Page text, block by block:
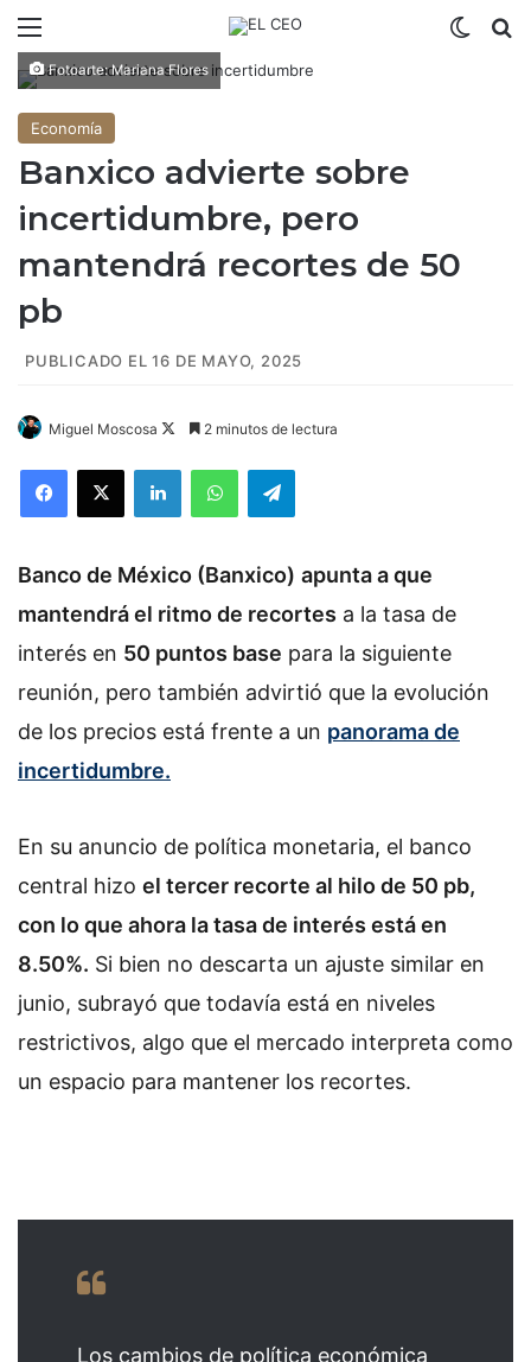
Fotoarte: Mariana Flores
Economía
Banxico advierte sobre
incertidumbre, pero
mantendrá recortes de 50
pb
PUBLICADO EL 16 DE MAYO, 2025
Miguel Moscosa
l
w
X
2 minutos de lectura
Banco de México (Banxico) apunta a que
mantendrá el ritmo de recortes a la tasa de
interés en 50 puntos base para la siguiente
reunión, pero también advirtió que la evolución
de los precios está frente a un panorama de
incertidumbre.
En su anuncio de política monetaria, el banco
central hizo el tercer recorte al hilo de 50 pb,
con lo que ahora la tasa de interés está en
8.50%. Si bien no descarta un ajuste similar en
junio, subrayó que todavía está en niveles
restrictivos, algo que el mercado interpreta como
un espacio para mantener los recortes.
Los cambios de política económica